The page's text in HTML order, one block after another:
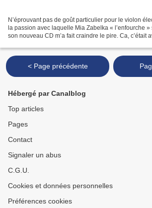
N’éprouvant pas de goût particulier pour le violon
la passion avec laquelle Mia Zabelka « l’enfourche »
son nouveau CD m’a fait craindre le pire. Ca, c’était
< Page précédente
Hébergé par Canalblog
Top articles
Pages
Contact
Signaler un abus
C.G.U.
Cookies et données personnelles
Préférences cookies